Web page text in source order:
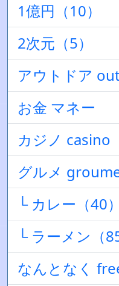
1億円（10）
2次元（5）
アウトドア
お金 マネー
カジノ casino
グルメ
└ カレー（40）
└ ラーメン（85
なんとなく